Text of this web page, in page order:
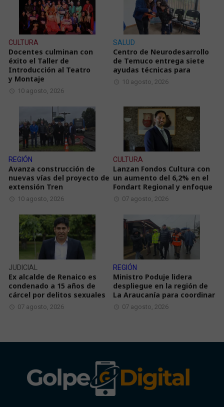
CULTURA
Docentes culminan con
éxito el Taller de
Introducción al Teatro
y Montaje
10 agosto, 2026
SALUD
Centro de Neurodesarrollo
de Temuco entrega siete
ayudas técnicas para
10 agosto, 2026
REGIÓN
Avanza construcción de
nuevas vías del proyecto de
extensión Tren
10 agosto, 2026
CULTURA
Lanzan Fondos Cultura con
un aumento del 6,2% en el
Fondart Regional y enfoque
07 agosto, 2026
JUDICIAL
Ex alcalde de Renaico es
condenado a 15 años de
cárcel por delitos sexuales
07 agosto, 2026
REGIÓN
Ministro Poduje lidera
despliegue en la región de
La Araucanía para coordinar
07 agosto, 2026